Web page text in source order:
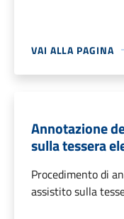
VAI ALLA PAGINA
Annotazione
sulla tessera
Procedimento di
assistito sulla